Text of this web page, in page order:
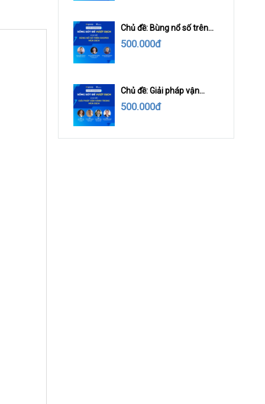
Chủ đề: Bùng nổ số trên
Shopee mùa dịch
500.000đ
Chủ đề: Giải pháp vận
hành trong mùa dịch
500.000đ